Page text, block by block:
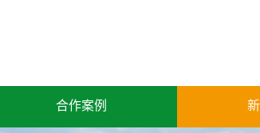
合作案例